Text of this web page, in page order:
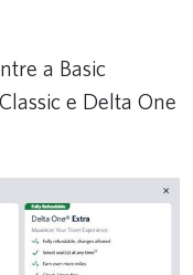
a Basic
e Delta One